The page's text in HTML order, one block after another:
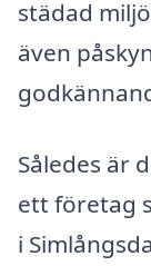
städad
även
Således är
ett företag
i